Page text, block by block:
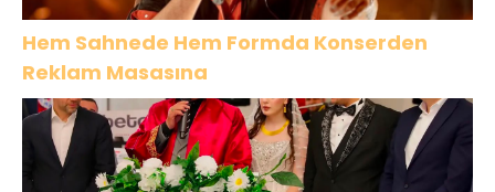
Hem Sahnede Hem Formda Konserden
Reklam Masasına